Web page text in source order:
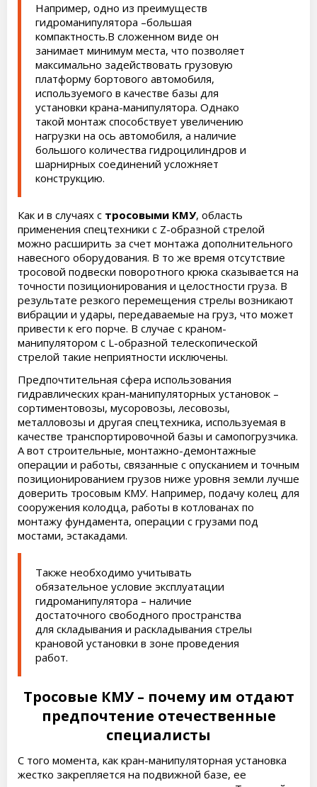
Например, одно из преимуществ
гидроманипулятора –большая
компактность.В сложенном виде он
занимает минимум места, что позволяет
максимально задействовать грузовую
платформу бортового автомобиля,
используемого в качестве базы для
установки крана-манипулятора. Однако
такой монтаж способствует увеличению
нагрузки на ось автомобиля, а наличие
большого количества гидроцилиндров и
шарнирных соединений усложняет
конструкцию.
Как и в случаях с тросовыми КМУ, область
применения спецтехники с Z-образной стрелой
можно расширить за счет монтажа дополнительного
навесного оборудования. В то же время отсутствие
тросовой подвески поворотного крюка сказывается на
точности позиционирования и целостности груза. В
результате резкого перемещения стрелы возникают
вибрации и удары, передаваемые на груз, что может
привести к его порче. В случае с краном-
манипулятором с L-образной телескопической
стрелой такие неприятности исключены.
Предпочтительная сфера использования
гидравлических кран-манипуляторных установок –
сортиментовозы, мусоровозы, лесовозы,
металловозы и другая спецтехника, используемая в
качестве транспортировочной базы и самопогрузчика.
А вот строительные, монтажно-демонтажные
операции и работы, связанные с опусканием и точным
позиционированием грузов ниже уровня земли лучше
доверить тросовым КМУ. Например, подачу колец для
сооружения колодца, работы в котлованах по
монтажу фундамента, операции с грузами под
мостами, эстакадами.
Также необходимо учитывать
обязательное условие эксплуатации
гидроманипулятора – наличие
достаточного свободного пространства
для складывания и раскладывания стрелы
крановой установки в зоне проведения
работ.
Тросовые КМУ – почему им отдают
предпочтение отечественные
специалисты
С того момента, как кран-манипуляторная установка
жестко закрепляется на подвижной базе, ее